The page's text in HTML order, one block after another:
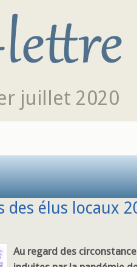
juillet 2020
élus locaux
Au regard des